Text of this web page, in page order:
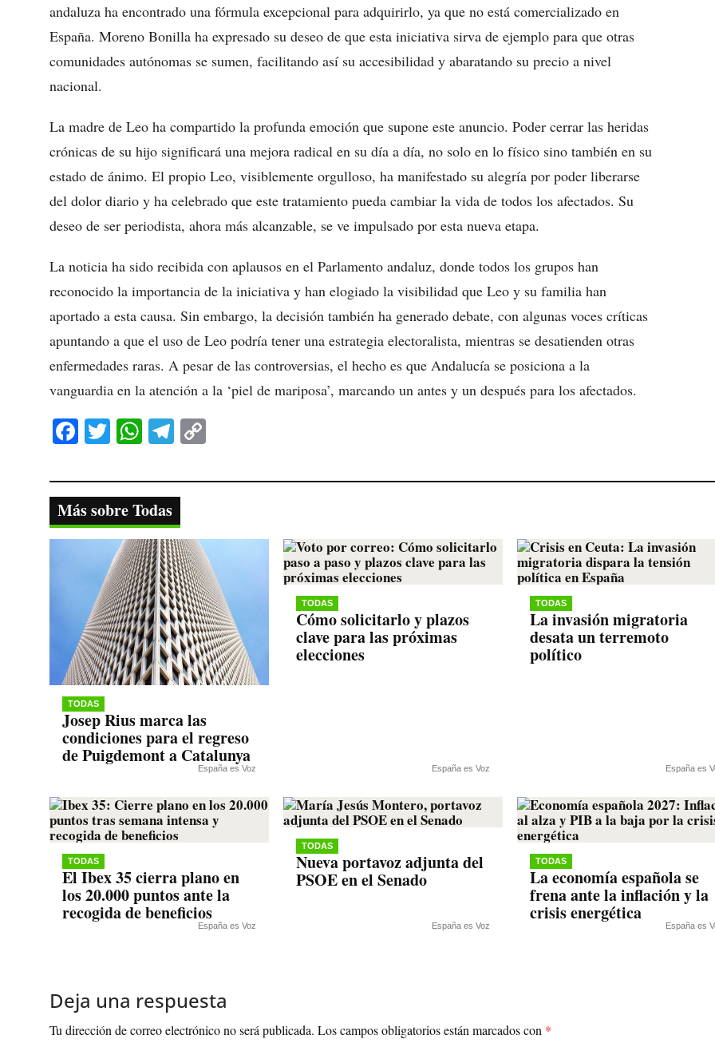
andaluza ha encontrado una fórmula excepcional para adquirirlo, ya que no está comercializado en
España. Moreno Bonilla ha expresado su deseo de que esta iniciativa sirva de ejemplo para que otras
comunidades autónomas se sumen, facilitando así su accesibilidad y abaratando su precio a nivel
nacional.
La madre de Leo ha compartido la profunda emoción que supone este anuncio. Poder cerrar las heridas
crónicas de su hijo significará una mejora radical en su día a día, no solo en lo físico sino también en su
estado de ánimo. El propio Leo, visiblemente orgulloso, ha manifestado su alegría por poder liberarse
del dolor diario y ha celebrado que este tratamiento pueda cambiar la vida de todos los afectados. Su
deseo de ser periodista, ahora más alcanzable, se ve impulsado por esta nueva etapa.
La noticia ha sido recibida con aplausos en el Parlamento andaluz, donde todos los grupos han
reconocido la importancia de la iniciativa y han elogiado la visibilidad que Leo y su familia han
aportado a esta causa. Sin embargo, la decisión también ha generado debate, con algunas voces críticas
apuntando a que el uso de Leo podría tener una estrategia electoralista, mientras se desatienden otras
enfermedades raras. A pesar de las controversias, el hecho es que Andalucía se posiciona a la
vanguardia en la atención a la ‘piel de mariposa’, marcando un antes y un después para los afectados.
Fa
bo
ok
T
tte
r
W
ts
A
pp
Te
gr
a
m
y
nk
Más sobre Todas
TODAS
Josep Rius marca las
condiciones para el regreso
de Puigdemont a Catalunya
España es Voz
TODAS
Cómo solicitarlo y plazos
clave para las próximas
elecciones
España es Voz
TODAS
La invasión migratoria
desata un terremoto
político
España es
TODAS
El Ibex 35 cierra plano en
los 20.000 puntos ante la
recogida de beneficios
España es Voz
TODAS
Nueva portavoz adjunta del
PSOE en el Senado
España es Voz
TODAS
La economía española se
frena ante la inflación y la
crisis energética
España es
Deja una respuesta
Tu dirección de correo electrónico no será publicada. Los campos obligatorios están marcados con *